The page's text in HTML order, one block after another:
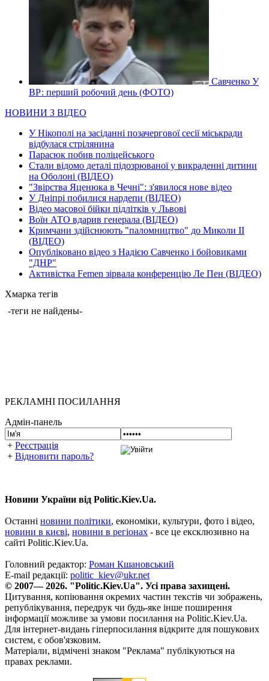
Савченко У
ВР: перший робочий день (ФОТО)
НОВИНИ З ВІДЕО
У Нікополі на засіданні позачергової сесії міськради
відбулася стрілянина
Парасюк побив поліцейського
Стали відомо деталі підозрюваної у викраденні дитини
на Оболоні (ВІДЕО)
"Звірства Яценюка в Чечні": з'явилося нове відео
У Дніпрі побилися нардепи (ВІДЕО)
Відео масової бійки підлітків у Львові
Воїн АТО вдарив генерала (ВІДЕО)
Кримчани здійснюють "паломництво" до Миколи ІІ
(ВІДЕО)
Опубліковано відео з Надією Савченко і бойовиками
"ДНР"
Активістка Femen зірвала конференцію Ле Пен (ВІДЕО)
Хмарка тегів
-теги не найдены-
РЕКЛАМНІ ПОСИЛАННЯ
Адмін-панель
+ Реєстрація
+ Відновити пароль?
Новини України від Politic.Kiev.Ua.
Останні новини політики, економіки, культури, фото і відео,
новини в києві, новини в регіонах - все це ексклюзивно на
сайті Politic.Kiev.Ua.
Головний редактор: Роман Кшановський
E-mail редакції: politic_kiev@ukr.net
© 2007— 2026. "Politic.Kiev.Ua". Усі права захищені.
Цитування, копіювання окремих частин текстів чи зображень,
републікування, передрук чи будь-яке інше поширення
інформації можливе за умови посилання на Politic.Kiev.Ua.
Для інтернет-видань гіперпосилання відкрите для пошукових
систем, є обов'язковим.
Матеріали, відмічені знаком "Реклама" публікуються на
правах реклами.